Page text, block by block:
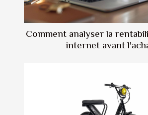
Comment analyser la
internet avant